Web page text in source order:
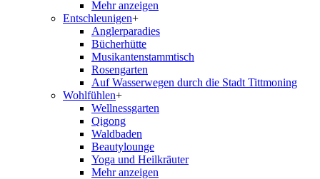
Mehr anzeigen
Entschleunigen+
Anglerparadies
Bücherhütte
Musikantenstammtisch
Rosengarten
Auf Wasserwegen durch die Stadt Tittmoning
Wohlfühlen+
Wellnessgarten
Qigong
Waldbaden
Beautylounge
Yoga und Heilkräuter
Mehr anzeigen